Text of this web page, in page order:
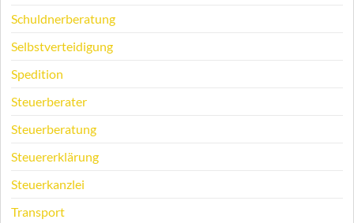
Schuldnerberatung
Selbstverteidigung
Spedition
Steuerberater
Steuerberatung
Steuererklärung
Steuerkanzlei
Transport